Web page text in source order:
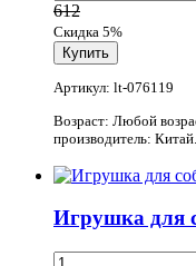
612
Скидка 5%
Артикул: lt-076119
Возраст: Любой
производитель: Китай.
Игрушка для